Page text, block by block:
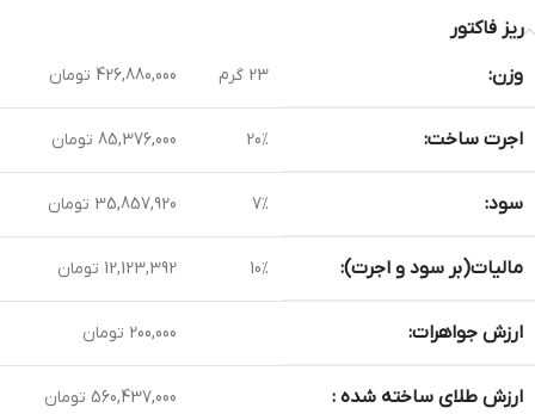
ریز فاکتور
وزن:
23 گرم 426,880,000 تومان
اجرت ساخت: 20% 85,376,000 تومان
سود: 7% 35,857,920 تومان
مالیات(بر سود و اجرت): 10% 12,123,392 تومان
ارزش جواهرات: 200,000 تومان
ارزش طلای ساخته شده : 560,437,000 تومان